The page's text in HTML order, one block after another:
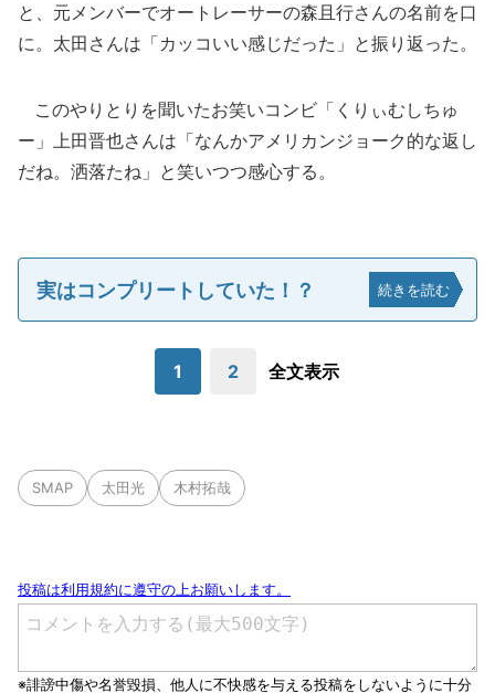
と、元メンバーでオートレーサーの森且行さんの名前を口
に。太田さんは「カッコいい感じだった」と振り返った。
このやりとりを聞いたお笑いコンビ「くりぃむしちゅ
ー」上田晋也さんは「なんかアメリカンジョーク的な返し
だね。洒落たね」と笑いつつ感心する。
実はコンプリートしていた！？ 続きを読む
1 2 全文表示
SMAP 太田光 木村拓哉